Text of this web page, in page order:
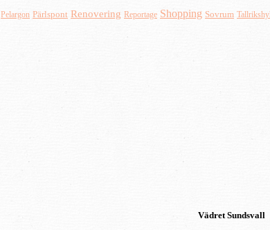
Pelargon Pärlspont Renovering Reportage Shopping Sovrum
VädretSundsvall